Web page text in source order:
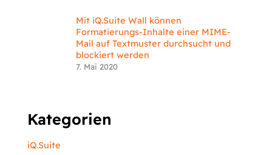
Mit iQ.Suite Wall können
Formatierungs-Inhalte einer MIME-
Mail auf Textmuster durchsucht und
blockiert werden
7. Mai 2020
Kategorien
iQ.Suite